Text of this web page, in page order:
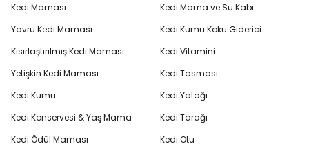
Kedi Maması
Yavru Kedi Maması
Kısırlaştırılmış Kedi Maması
Yetişkin Kedi Maması
Kedi Kumu
Kedi Konservesi & Yaş Mama
Kedi Ödül Maması
Kedi Mama ve Su Kabı
Kedi Kumu Koku Giderici
Kedi Vitamini
Kedi Tasması
Kedi Yatağı
Kedi Tarağı
Kedi Otu